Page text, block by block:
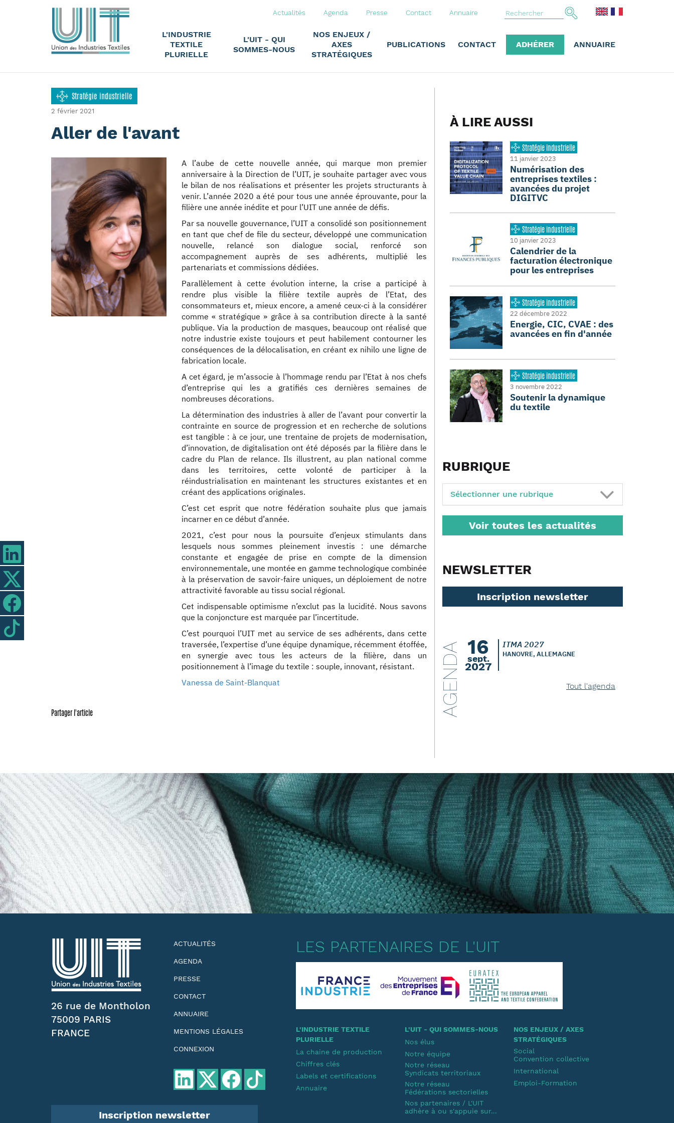
Actualités Agenda Presse Contact Annuaire
L'INDUSTRIE
TEXTILE
PLURIELLE
L'UIT - QUI
SOMMES-NOUS
NOS ENJEUX /
AXES
STRATÉGIQUES
PUBLICATIONS CONTACT ADHÉRER ANNUAIRE
Stratégie industrielle
2 février 2021
Aller de l'avant
A l’aube de cette nouvelle année, qui marque mon premier
anniversaire à la Direction de l’UIT, je souhaite partager avec vous
le bilan de nos réalisations et présenter les projets structurants à
venir. L’année 2020 a été pour tous une année éprouvante, pour la
filière une année inédite et pour l’UIT une année de défis.
Par sa nouvelle gouvernance, l’UIT a consolidé son positionnement
en tant que chef de file du secteur, développé une communication
nouvelle, relancé son dialogue social, renforcé son
accompagnement auprès de ses adhérents, multiplié les
partenariats et commissions dédiées.
Parallèlement à cette évolution interne, la crise a participé à
rendre plus visible la filière textile auprès de l’Etat, des
consommateurs et, mieux encore, a amené ceux-ci à la considérer
comme « stratégique » grâce à sa contribution directe à la santé
publique. Via la production de masques, beaucoup ont réalisé que
notre industrie existe toujours et peut habilement contourner les
conséquences de la délocalisation, en créant ex nihilo une ligne de
fabrication locale.
A cet égard, je m’associe à l’hommage rendu par l’Etat à nos chefs
d’entreprise qui les a gratifiés ces dernières semaines de
nombreuses décorations.
La détermination des industries à aller de l’avant pour convertir la
contrainte en source de progression et en recherche de solutions
est tangible : à ce jour, une trentaine de projets de modernisation,
d’innovation, de digitalisation ont été déposés par la filière dans le
cadre du Plan de relance. Ils illustrent, au plan national comme
dans les territoires, cette volonté de participer à la
réindustrialisation en maintenant les structures existantes et en
créant des applications originales.
C’est cet esprit que notre fédération souhaite plus que jamais
incarner en ce début d’année.
2021, c’est pour nous la poursuite d’enjeux stimulants dans
lesquels nous sommes pleinement investis : une démarche
constante et engagée de prise en compte de la dimension
environnementale, une montée en gamme technologique combinée
à la préservation de savoir-faire uniques, un déploiement de notre
attractivité favorable au tissu social régional.
Cet indispensable optimisme n’exclut pas la lucidité. Nous savons
que la conjoncture est marquée par l’incertitude.
C’est pourquoi l’UIT met au service de ses adhérents, dans cette
traversée, l’expertise d’une équipe dynamique, récemment étoffée,
en synergie avec tous les acteurs de la filière, dans un
positionnement à l’image du textile : souple, innovant, résistant.
Vanessa de Saint-Blanquat
Partager l'article
À LIRE AUSSI
Stratégie industrielle
11 janvier 2023
Numérisation des
entreprises textiles :
avancées du projet
DIGITVC
Stratégie industrielle
10 janvier 2023
Calendrier de la
facturation électronique
pour les entreprises
Stratégie industrielle
22 décembre 2022
Energie, CIC, CVAE : des
avancées en fin d'année
Stratégie industrielle
3 novembre 2022
Soutenir la dynamique
du textile
RUBRIQUE
Sélectionner une rubrique
Voir toutes les actualités
NEWSLETTER
Inscription newsletter
AGENDA 16
sept.
2027
ITMA 2027
HANOVRE, ALLEMAGNE
Tout l'agenda
26 rue de Montholon
75009 PARIS
FRANCE
ACTUALITÉS
AGENDA
PRESSE
CONTACT
ANNUAIRE
MENTIONS LÉGALES
CONNEXION
Inscription newsletter
LES PARTENAIRES DE L'UIT
L'INDUSTRIE TEXTILE
PLURIELLE
La chaine de production
Chiffres clés
Labels et certifications
Annuaire
L'UIT - QUI SOMMES-NOUS
Nos élus
Notre équipe
Notre réseau
Syndicats territoriaux
Notre réseau
Fédérations sectorielles
Nos partenaires / L'UIT
adhère à ou s'appuie sur...
NOS ENJEUX / AXES
STRATÉGIQUES
Social
Convention collective
International
Emploi-Formation